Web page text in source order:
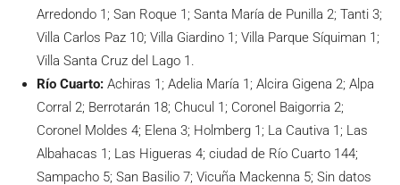
Arredondo 1; San Roque 1; Santa María de Punilla 2; Tanti 3;
Villa Carlos Paz 10; Villa Giardino 1; Villa Parque Síquiman 1;
Villa Santa Cruz del Lago 1.
Río Cuarto: Achiras 1; Adelia María 1; Alcira Gigena 2; Alpa
Corral 2; Berrotarán 18; Chucul 1; Coronel Baigorria 2;
Coronel Moldes 4; Elena 3; Holmberg 1; La Cautiva 1; Las
Albahacas 1; Las Higueras 4; ciudad de Río Cuarto 144;
Sampacho 5; San Basilio 7; Vicuña Mackenna 5; Sin datos